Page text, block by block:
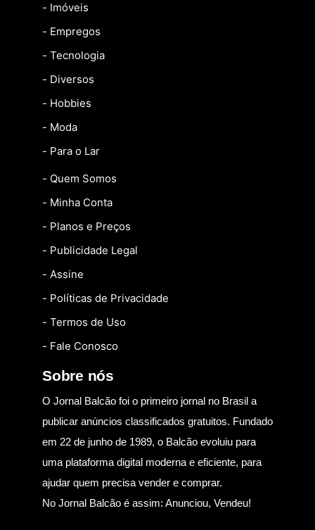
- Imóveis
- Empregos
- Tecnologia
- Diversos
- Hobbies
- Moda
- Para o Lar
- Quem Somos
- Minha Conta
- Planos e Preços
- Publicidade Legal
- Assine
- Políticas de Privacidade
- Termos de Uso
- Fale Conosco
Sobre nós
O Jornal Balcão foi o primeiro jornal no Brasil a
publicar anúncios classificados gratuitos. Fundado
em 22 de junho de 1989, o Balcão evoluiu para
uma plataforma digital moderna e eficiente, para
ajudar quem precisa vender e comprar.
No Jornal Balcão é assim: Anunciou, Vendeu!